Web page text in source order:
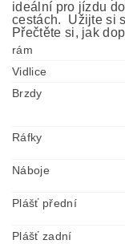
ideální pro jízdu
cestách. Užijte si
Přečtěte si, jak
rám
Vidlice
Brzdy
Ráfky
Náboje
Plášť přední
Plášť zadní